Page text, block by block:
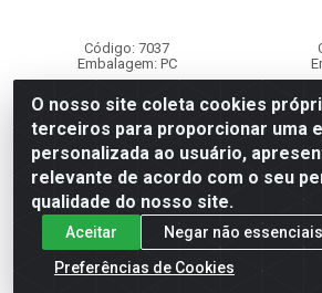
Código: 7037
Embalagem: PC
Faça seu login ou
cadastre-se para
ver preços e
comprar
O nosso site coleta cookies
terceiros para proporcionar uma
personalizada ao usuário,
relevante de acordo com o seu
qualidade do nosso site.
Aceitar
Negar não essenciais
Preferências de Cookies